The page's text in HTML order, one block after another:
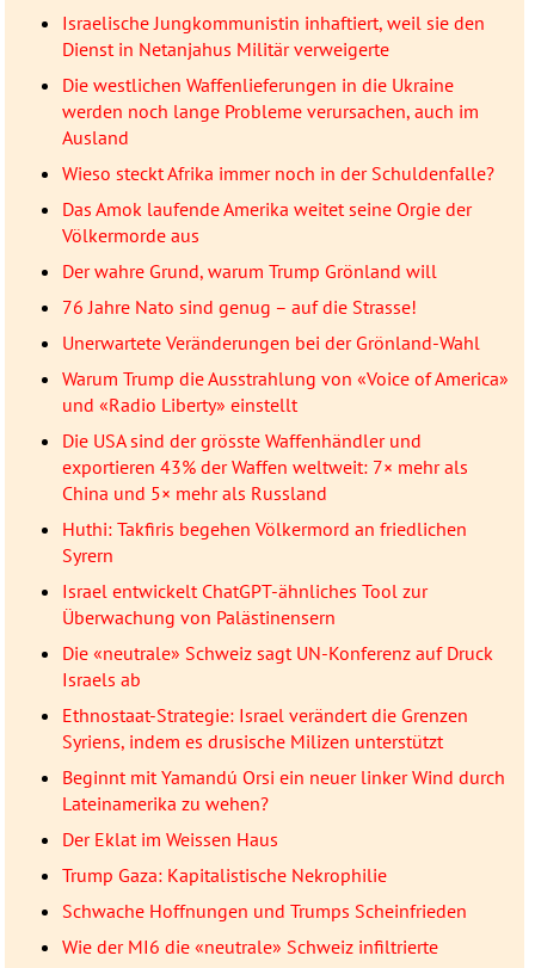
Israelische Jungkommunistin inhaftiert, weil sie den
Dienst in Netanjahus Militär verweigerte
Die westlichen Waffenlieferungen in die Ukraine
werden noch lange Probleme verursachen, auch im
Ausland
Wieso steckt Afrika immer noch in der Schuldenfalle?
Das Amok laufende Amerika weitet seine Orgie der
Völkermorde aus
Der wahre Grund, warum Trump Grönland will
76 Jahre Nato sind genug – auf die Strasse!
Unerwartete Veränderungen bei der Grönland-Wahl
Warum Trump die Ausstrahlung von «Voice of America»
und «Radio Liberty» einstellt
Die USA sind der grösste Waffenhändler und
exportieren 43% der Waffen weltweit: 7× mehr als
China und 5× mehr als Russland
Huthi: Takfiris begehen Völkermord an friedlichen
Syrern
Israel entwickelt ChatGPT-ähnliches Tool zur
Überwachung von Palästinensern
Die «neutrale» Schweiz sagt UN-Konferenz auf Druck
Israels ab
Ethnostaat-Strategie: Israel verändert die Grenzen
Syriens, indem es drusische Milizen unterstützt
Beginnt mit Yamandú Orsi ein neuer linker Wind durch
Lateinamerika zu wehen?
Der Eklat im Weissen Haus
Trump Gaza: Kapitalistische Nekrophilie
Schwache Hoffnungen und Trumps Scheinfrieden
Wie der MI6 die «neutrale» Schweiz infiltrierte